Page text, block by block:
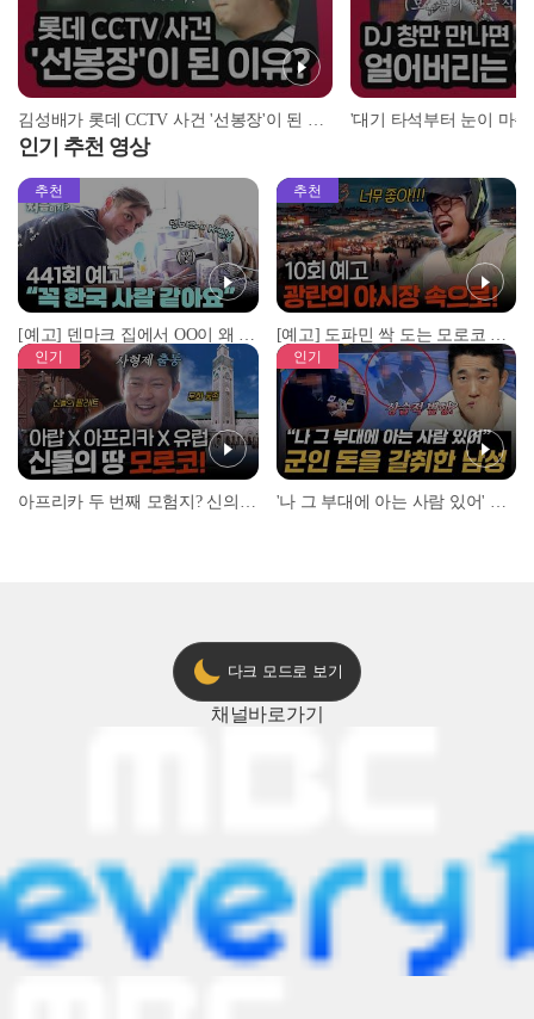
김성배가 롯데 CCTV 사건 '선봉장'이 된 이유? | #스톡킹 EP.12-4
인기 추천 영상
추천
[예고] 덴마크 집에서 OO이 왜 나와...? 이상할 정도로 한국을 사랑하는 우리 형을 제보합니다!
추천
[예고] 도파민 싹 도는 모로코 야시장 투어!
인기 인기
다크 모드로 보기
채널바로가기